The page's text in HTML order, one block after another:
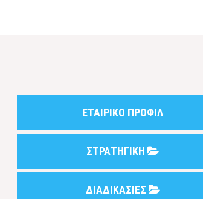
ΕΤΑΙΡΙΚΟ ΠΡΟΦΙΛ
ΣΤΡΑΤΗΓΙΚΗ
ΔΙΑΔΙΚΑΣΙΕΣ